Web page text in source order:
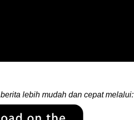
lebih mudah dan cepat melalui: